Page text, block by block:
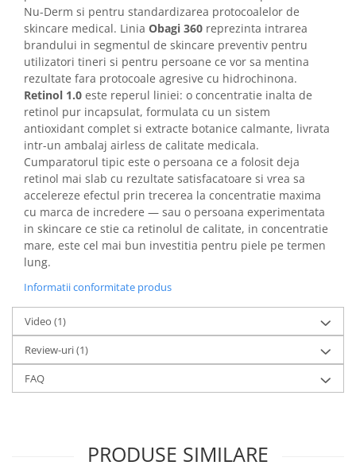
Nu-Derm si pentru standardizarea protocoalelor de
skincare medical. Linia Obagi 360 reprezinta intrarea
brandului in segmentul de skincare preventiv pentru
utilizatori tineri si pentru persoane ce vor sa mentina
rezultate fara protocoale agresive cu hidrochinona.
Retinol 1.0 este reperul liniei: o concentratie inalta de
retinol pur incapsulat, formulata cu un sistem
antioxidant complet si extracte botanice calmante, livrata
intr-un ambalaj airless de calitate medicala.
Cumparatorul tipic este o persoana ce a folosit deja
retinol mai slab cu rezultate satisfacatoare si vrea sa
accelereze efectul prin trecerea la concentratie maxima
cu marca de incredere — sau o persoana experimentata
in skincare ce stie ca retinolul de calitate, in concentratie
mare, este cel mai bun investitia pentru piele pe termen
lung.
Informatii conformitate produs
Video (1)
Review-uri(1)
FAQ
PRODUSE SIMILARE